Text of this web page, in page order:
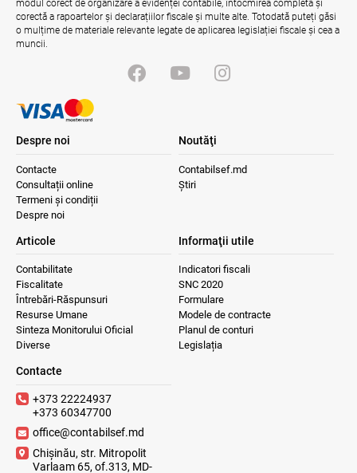
modul corect de organizare a evidenței contabile, întocmirea completă și
corectă a rapoartelor și declarațiilor fiscale și multe alte. Totodată puteți găsi
o mulțime de materiale relevante legate de aplicarea legislației fiscale și cea a
muncii.
Despre noi
Contacte
Consultații online
Termeni și condiții
Despre noi
Noutăţi
Contabilsef.md
Știri
Articole
Contabilitate
Fiscalitate
Întrebări-Răspunsuri
Resurse Umane
Sinteza Monitorului Oficial
Diverse
Informaţii utile
Indicatori fiscali
SNC 2020
Formulare
Modele de contracte
Planul de conturi
Legislația
Contacte
+373 22224937
+373 60347700
office@contabilsef.md
Chișinău, str. Mitropolit
Varlaam 65, of.313, MD-